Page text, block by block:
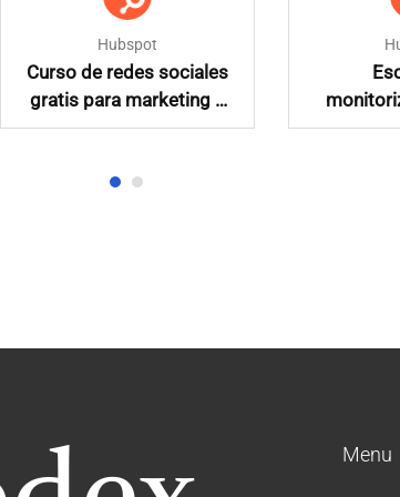
Hubspot
Curso de redes sociales
gratis para marketing y
publicidad en español
Menu